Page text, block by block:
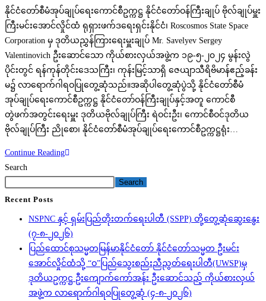
ကိုယ်စားလှယ်
အဖွဲ့
ဂါရဝ
ပြု
တွေ့ဆုံ
(၁၉-၅-၂၀၂၄)
နိုင်ငံတော်စီမံအုပ်ချုပ်ရေးကောင်စီဥက္ကဋ္ဌ နိုင်ငံတော်ဝန်ကြီးချုပ် ဗိုလ်ချုပ်မှူး
ကြီးမင်းအောင်လှိုင်ထံ ရုရှားဖက်ဒရေးရှင်းနိုင်ငံ၊ Roscosmos State Space
Corporation မှ ဒုတိယညွှန်ကြားရေးမှူးချုပ် Mr. Savelyev Sergey
Valentinovich ဦးဆောင်သော ကိုယ်စားလှယ်အဖွဲ့က ၁၉-၅-၂၀၂၄ မွန်းလွဲ
ပိုင်းတွင် ရန်ကုန်တိုင်းဒေသကြီး၊ ကုန်းမြင့်သာရှိ ဇေယျာသီရိဗိမာန်ဧည့်ခန်း
မ၌ လာရောက်ဂါရဝပြုတွေ့ဆုံသည်။အဆိုပါတွေ့ဆုံပွဲသို့ နိုင်ငံတော်စီမံ
အုပ်ချုပ်ရေးကောင်စီဥက္ကဋ္ဌ နိုင်ငံတော်ဝန်ကြီးချုပ်နှင့်အတူ ကောင်စီ
တွဲဖက်အတွင်းရေးမှူး ဒုတိယဗိုလ်ချုပ်ကြီး ရဲဝင်းဦး၊ ကောင်စီဝင်ဒုတိယ
ဗိုလ်ချုပ်ကြီး ညိုစော၊ နိုင်ငံတော်စီမံအုပ်ချုပ်ရေးကောင်စီဥက္ကဋ္ဌရုံး…
Continue Readingနိုင်ငံတော်
ကောင်စီ
ဥက္ကဋ္ဌ
ထံ
ရုရှား
ဖက်
ဒ
Search
Search
Recent Posts
NSPNC နှင့် ရှမ်းပြည်တိုးတက်ရေးပါတီ (SSPP) တို့တွေ့ဆုံဆွေးနွေး
(၇-၈-၂၀၂၆)
ပြည်ထောင်စုသမ္မတမြန်မာနိုင်ငံတော် နိုင်ငံတော်သမ္မတ ဦးမင်း
အောင်လှိုင်ထံသို့ “ဝ”ပြည်သွေးစည်းညီညွတ်ရေးပါတီ(UWSP)မှ
ဒုတိယဥက္ကဋ္ဌ ဦးကျောက်ကော်အန်း ဦးဆောင်သည့် ကိုယ်စားလှယ်
အဖွဲ့က လာရောက်ဂါရဝပြုတွေ့ဆုံ (၄-၈-၂၀၂၆)